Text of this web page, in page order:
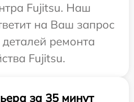
Fujitsu. Наш
на Ваш запрос
ремонта
Fujitsu.
за 35 минут